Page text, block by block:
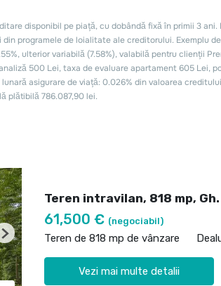
Next
Teren intravilan, 818 mp,
61,500 € (negociabil)
Teren de 818 mp de vânzare
Vezi mai multe detalii